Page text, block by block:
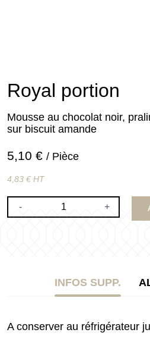
Royal portion
Mousse au chocolat noir,
sur biscuit amande
5,10 € / Pièce
4,83 € HT
- +
INFOS SUPP.
A conserver au réfrigérateur